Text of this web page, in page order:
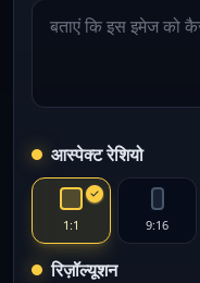
आस्पेक्ट रेशियो
1:1 9:16
रिज़ॉल्यूशन